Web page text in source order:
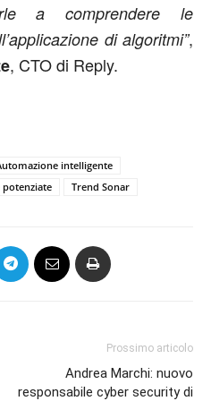
a comprendere le
di algoritmi”,
, CTO di Reply.
intelligente
potenziate Trend Sonar
Prossimo articolo
Andrea Marchi: nuovo
responsabile cyber security di